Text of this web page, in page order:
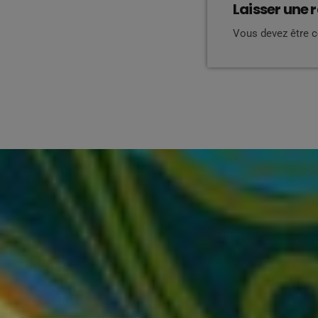
Laisser une
Vous devez être